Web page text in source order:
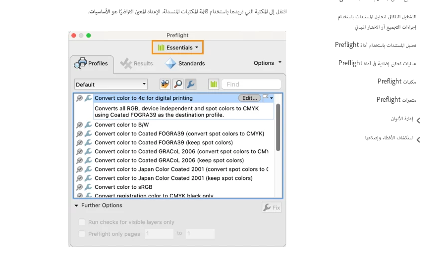
التشغيل التلقائي لتحليل المستندات باستخدام
إجراءات التجميع أو الاختبار المبدئي
تحليل المستندات باستخدام أداة Preflight
عمليات تحقق إضافية في أداة Preflight
مكتبات Preflight
متغيرات Preflight
إدارة الألوان
استكشاف الأخطاء وإصلاحها
انتقل إلى المكتبة التي تريدها باستخدام قائمة المكتبات المنسدلة. الإعداد المعين افتراضيًا هوالأساسيات.